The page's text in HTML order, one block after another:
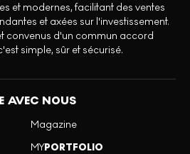
et modernes, facilitant des ventes
et axées sur l'investissement.
convenus d'un commun accord
simple, sûr et sécurisé.
AVEC NOUS
Magazine
MYPORTFOLIO